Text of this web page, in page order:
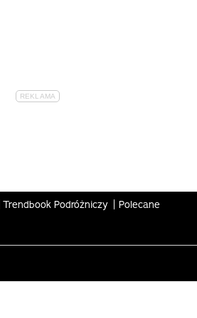
Trendbook Podróżniczy Polecane